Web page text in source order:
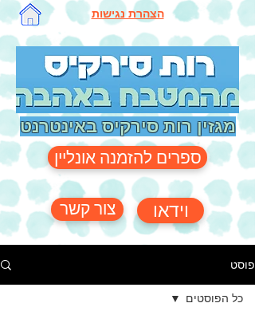
הצהרת נגישות
מגזין רות סירקיס באינטרנט
ספרים להזמנה אונליין
צור קשר וידאו
פוסט
כל הפוסטים